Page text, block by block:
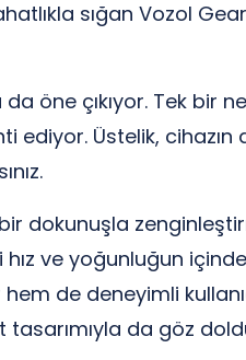
sığan Vozol Gear
öne çıkıyor. Tek bir
Üstelik, cihazın
dokunuşla
ve yoğunluğun
de deneyimli
tasarımıyla da göz